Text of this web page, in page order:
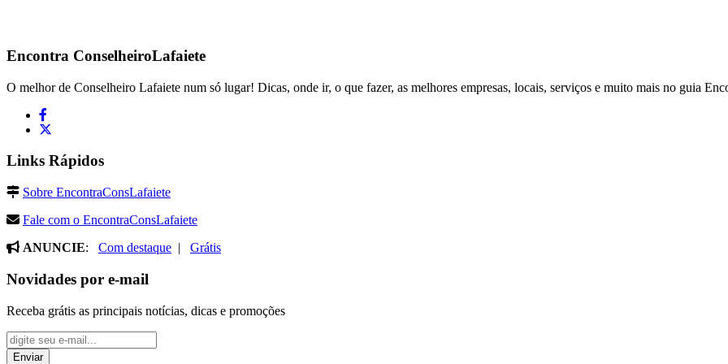
Encontra ConselheiroLafaiete
O melhor de Conselheiro Lafaiete num só lugar! Dicas, onde ir, o que fazer, as melhores empresas, locais, serviços e muito mais no guia
Links Rápidos
Sobre EncontraConsLafaiete
Fale com o EncontraConsLafaiete
ANUNCIE: Com destaque | Grátis
Novidades por e-mail
Receba grátis as principais notícias, dicas e promoções